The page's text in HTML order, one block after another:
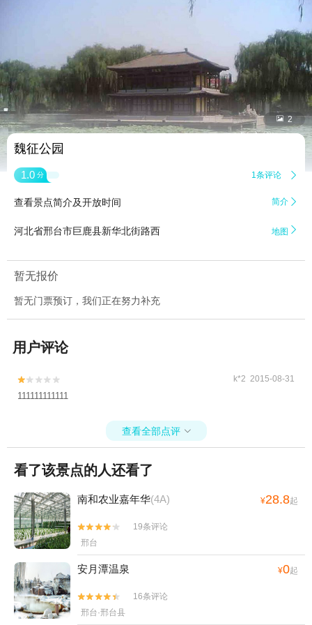
 2
魏征公园
1.0 分 1条评论 
查看景点简介及开放时间 简介 
河北省邢台市巨鹿县新华北街路西 地图 
暂无报价
暂无门票预订，我们正在努力补充
用户评论

 k*2 2015-08-31
111111111111
查看全部点评 
看了该景点的人还看了
南和农业嘉年华(4A) ¥28.8起


19条评论
邢台
安月潭温泉 ¥0起


16条评论
邢台·邢台县